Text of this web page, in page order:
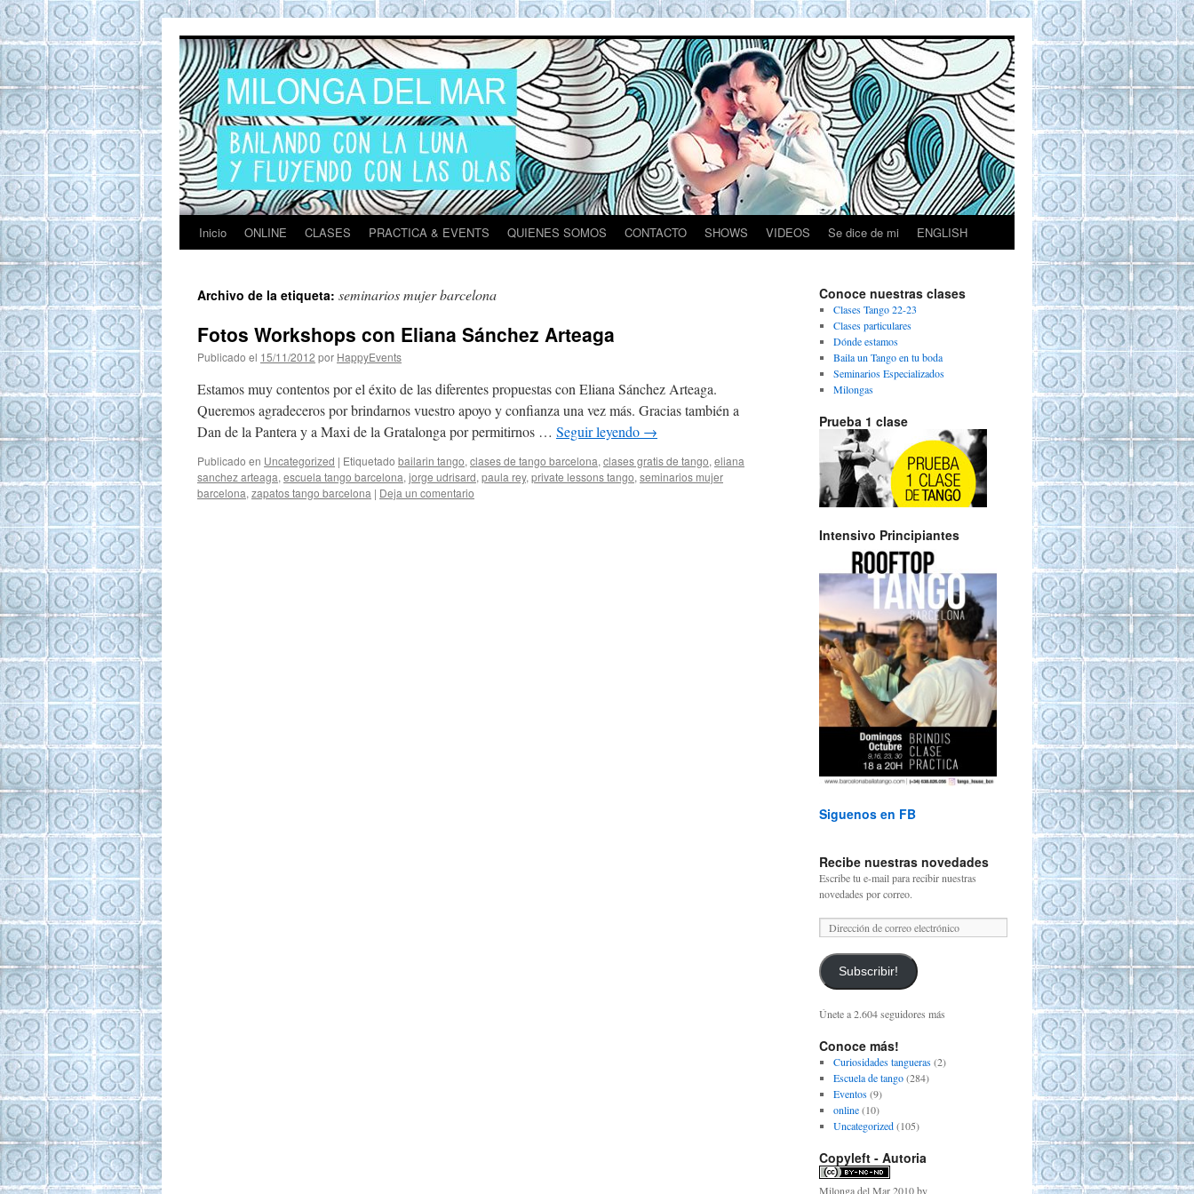
Tango en Barcelona
Tango en Barcelona. Clases de Tango en
Barcelona. Show Tango. Zapatos Tango.
Eventos. Private Tango Lesson. Rooftop
Tango experience Barcelona. Milongas y
practicas de Tango Barcelona
Inicio ONLINE CLASES PRACTICA & EVENTS QUIENES SOMOS CONTACTO SHOWS VIDEOS Se dice de mi ENGLISH
Archivo de la etiqueta: seminarios mujer barcelona
Fotos Workshops con Eliana Sánchez Arteaga
Publicado el 15/11/2012 por HappyEvents
Estamos muy contentos por el éxito de las diferentes propuestas con Eliana Sánchez Arteaga.
Queremos agradeceros por brindarnos vuestro apoyo y confianza una vez más. Gracias también a
Dan de la Pantera y a Maxi de la Gratalonga por permitirnos … Seguir leyendo →
Publicado en Uncategorized | Etiquetado bailarin tango, clases de tango barcelona, clases gratis de tango, eliana
sanchez arteaga, escuela tango barcelona, jorge udrisard, paula rey, private lessons tango, seminarios mujer
barcelona, zapatos tango barcelona | Deja un comentario
Conoce nuestras clases
Clases Tango 22-23
Clases particulares
Dónde estamos
Baila un Tango en tu boda
Seminarios Especializados
Milongas
Prueba 1 clase
Intensivo Principiantes
Siguenos en FB
Recibe nuestras novedades
Escribe tu e-mail para recibir nuestras
novedades por correo.
Subscribir!
Únete a 2.604 seguidores más
Conoce más!
Curiosidades tangueras(2)
Escuela de tango(284)
Eventos(9)
online(10)
Uncategorized(105)
Copyleft - Autoria
Milonga del Mar 2010by